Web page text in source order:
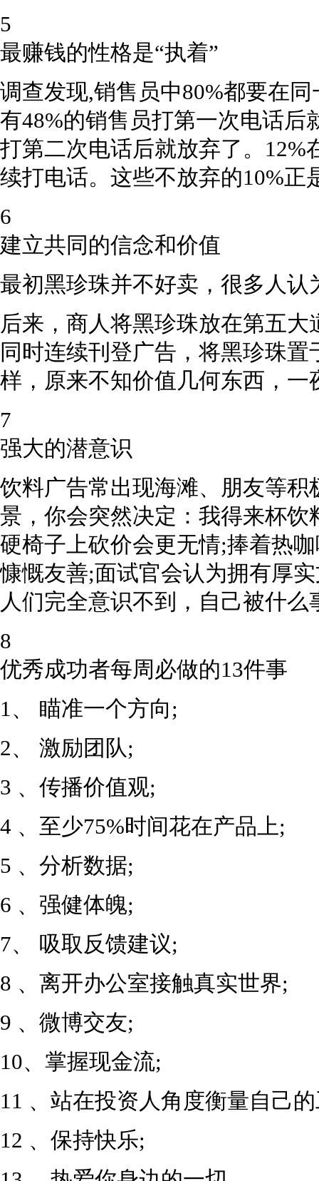
5
最赚钱的性格是“执着”
调查发现,销售员中80%都要在
有48%的销售员打第一次电话后
打第二次电话后就放弃了。12%
续打电话。这些不放弃的10%正
6
建立共同的信念和价值
最初黑珍珠并不好卖，很多人
后来，商人将黑珍珠放在第五
同时连续刊登广告，将黑珍珠
样，原来不知价值几何东西，
7
强大的潜意识
饮料广告常出现海滩、朋友等
景，你会突然决定：我得来杯
硬椅子上砍价会更无情;捧着热
慷慨友善;面试官会认为拥有厚
人们完全意识不到，自己被什么
8
优秀成功者每周必做的13件事
1、 瞄准一个方向;
2、 激励团队;
3 、传播价值观;
4 、至少75%时间花在产品上;
5 、分析数据;
6 、强健体魄;
7、 吸取反馈建议;
8 、离开办公室接触真实世界;
9 、微博交友;
10、掌握现金流;
11 、站在投资人角度衡量自己
12 、保持快乐;